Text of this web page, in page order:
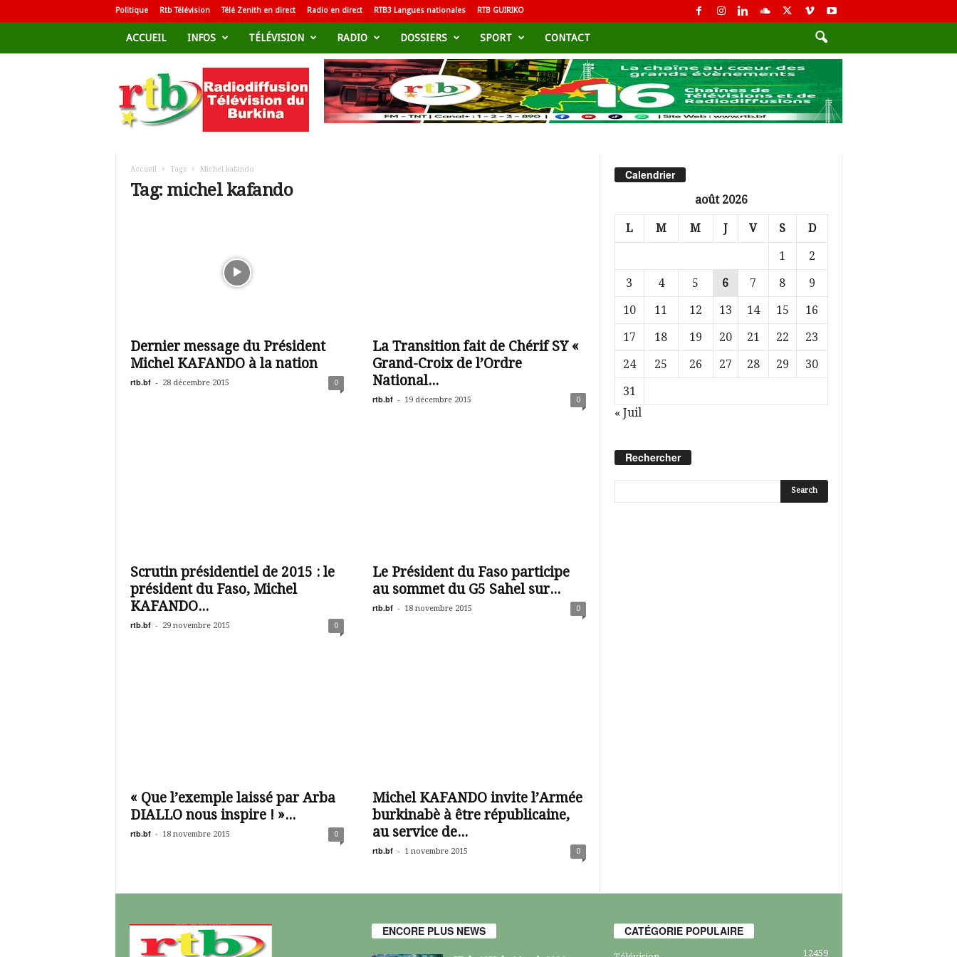
Politique Rtb Télévision Télé Zenith en direct Radio en direct RTB3 Langues nationales RTB GUIRIKO
ACCUEIL INFOS TÉLÉVISION RADIO DOSSIERS SPORT CONTACT
d
i
Accueil Tags Michel kafando
Tag: michel kafando
Dernier message du Président
Michel KAFANDO à la nation
rtb.bf - 28 décembre 2015 0
La Transition fait de Chérif SY «
Grand-Croix de l’Ordre
National...
rtb.bf - 19 décembre 2015 0
Scrutin présidentiel de 2015 : le
président du Faso, Michel
KAFANDO...
rtb.bf - 29 novembre 2015 0
Le Président du Faso participe
au sommet du G5 Sahel sur...
rtb.bf - 18 novembre 2015 0
« Que l’exemple laissé par Arba
DIALLO nous inspire ! »...
rtb.bf - 18 novembre 2015 0
Michel KAFANDO invite l’Armée
burkinabè à être républicaine,
au service de...
rtb.bf - 1 novembre 2015 0
Calendrier
août 2026
L M M J V S D
1
2
3
4 5 6 7 8
9
10
11 12 13 14 15
16
17
18 19 20 21 22
23
24
25 26 27 28 29
30
31
« Juil
Rechercher
ENCORE PLUS NEWS CATÉGORIE POPULAIRE
12459